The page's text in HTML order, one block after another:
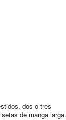
dos o tres
de manga larga.